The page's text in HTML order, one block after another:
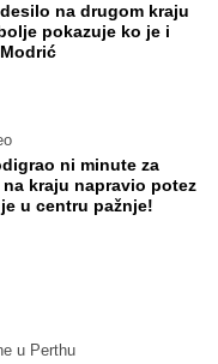
na drugom kraju
pokazuje ko je i
ni minute za
kraju napravio potez
u centru pažnje!
u Perthu